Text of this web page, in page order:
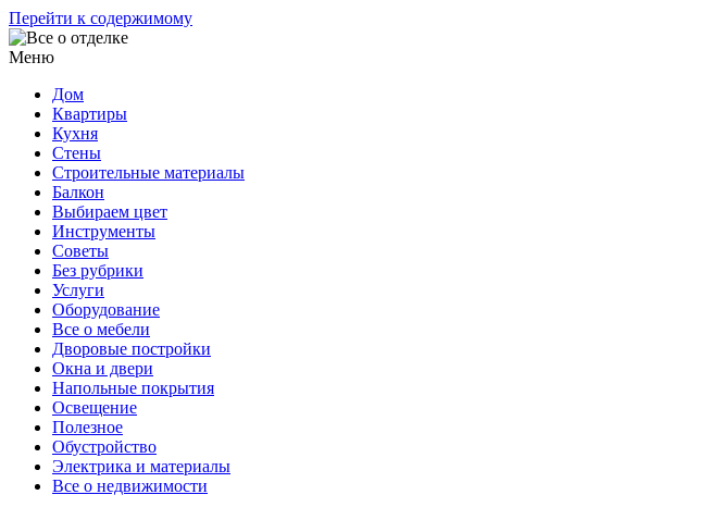
Перейти к содержимому
Меню
Дом
Квартиры
Кухня
Стены
Строительные материалы
Балкон
Выбираем цвет
Инструменты
Советы
Без рубрики
Услуги
Оборудование
Все о мебели
Дворовые постройки
Окна и двери
Напольные покрытия
Освещение
Полезное
Обустройство
Электрика и материалы
Все о недвижимости